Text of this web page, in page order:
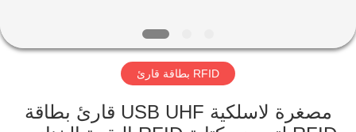
عنا
في
RFID بطاقة قارئ
مصغرة لاسلكية USB UHF قارئ بطاقة